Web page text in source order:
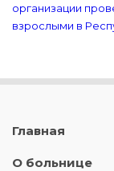
организации
взрослыми в
Главная
О больнице